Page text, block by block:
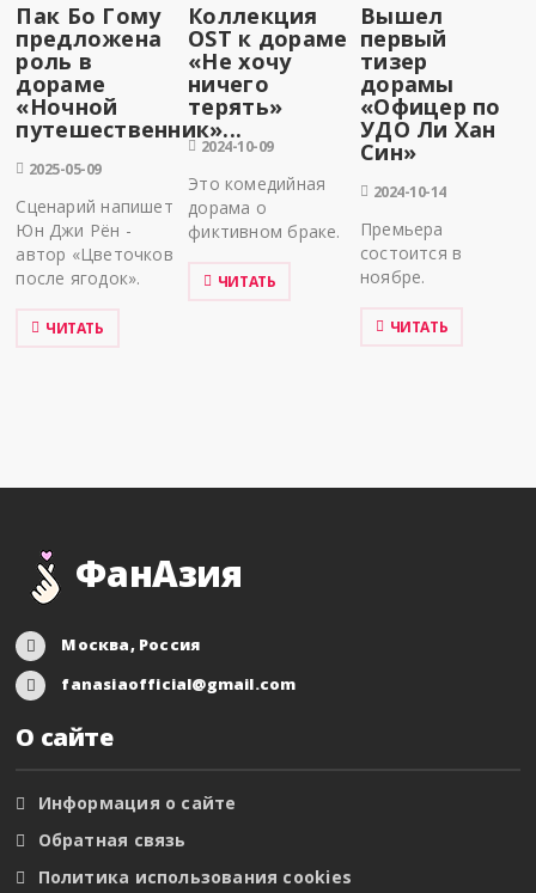
Пак Бо Гому
предложена
роль в
дораме
«Ночной
путешественник»...
2025-05-09
Сценарий напишет
Юн Джи Рён -
автор «Цветочков
после ягодок».
ЧИТАТЬ
Коллекция
OST к дораме
«Не хочу
ничего
терять»
2024-10-09
Это комедийная
дорама о
фиктивном браке.
ЧИТАТЬ
Вышел
первый
тизер
дорамы
«Офицер по
УДО Ли Хан
Син»
2024-10-14
Премьера
состоится в
ноябре.
ЧИТАТЬ
ФанАзия
Москва, Россия
fanasiaofficial@gmail.com
О сайте
Информация о сайте
Обратная связь
Политика использования cookies